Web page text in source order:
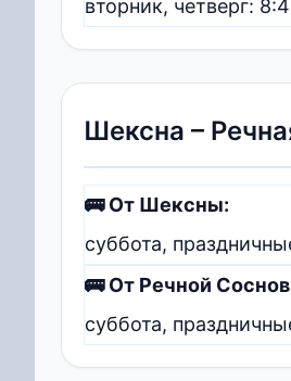
вторник, четверг:
Шексна –
🚌 От Шексны:
суббота,
🚌 От Речной
суббота,